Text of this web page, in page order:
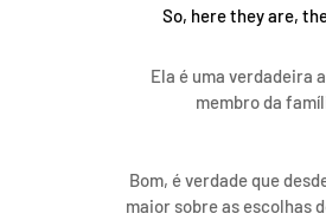
So, here they are,
Ela é uma verdadeira
membro da
Bom, é verdade que
maior sobre as escolhas